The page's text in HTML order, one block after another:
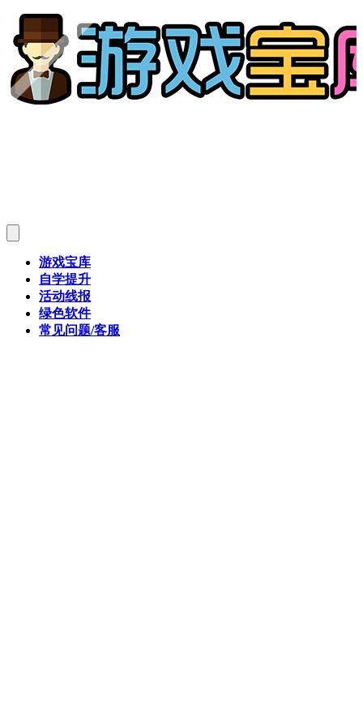
游戏宝库
自学提升
活动线报
绿色软件
常见问题/客服